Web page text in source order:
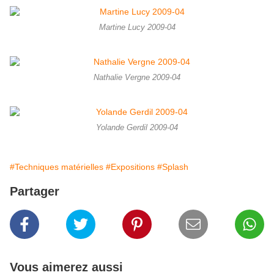
Martine Lucy 2009-04
Nathalie Vergne 2009-04
Yolande Gerdil 2009-04
#Techniques matérielles #Expositions #Splash
Partager
Vous aimerez aussi